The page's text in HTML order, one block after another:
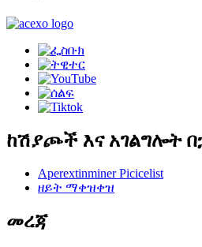
ከሽያጮች እና አገልግሎት
Aperextinminer Picicelist
ዘይት ማቀዝቀዝ
መረጃ